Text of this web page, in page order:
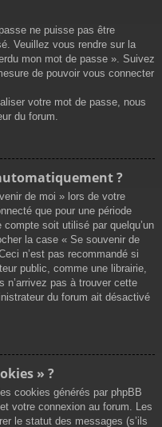
ne puisse pas être
Veuillez vous rendre sur la
mon mot de passe ». Suivez
de pouvoir vous connecter
votre mot de passe, nous
du forum.
?
de moi » lors de votre
que pour une période
soit utilisé par quelqu’un
la case « Se souvenir de
n’est pas recommandé si
public, comme une librairie,
n’arrivez pas à trouver cette
du forum ait désactivé
» ?
cookies générés par phpBB
votre connexion au forum. Les
le statut des messages (s’ils